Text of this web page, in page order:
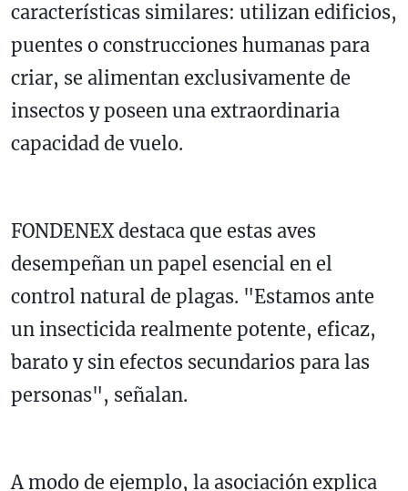
características similares: utilizan edificios,
puentes o construcciones humanas para
criar, se alimentan exclusivamente de
insectos y poseen una extraordinaria
capacidad de vuelo.
FONDENEX destaca que estas aves
desempeñan un papel esencial en el
control natural de plagas. "Estamos ante
un insecticida realmente potente, eficaz,
barato y sin efectos secundarios para las
personas", señalan.
A modo de ejemplo, la asociación explica